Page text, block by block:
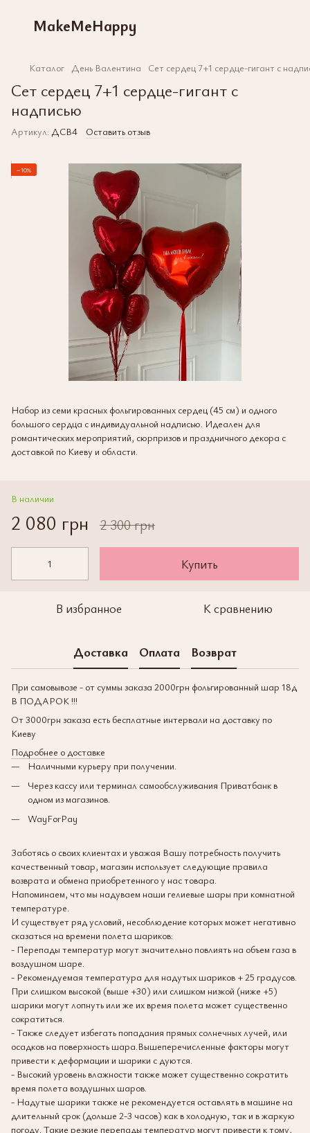
MakeMeHappy
Каталог День Валентина Сет сердец 7+1 сердце-гигант с
Сет сердец 7+1 сердце-гигант с
надписью
Артикул: ДСВ4 Оставить отзыв
−10%
Набор из семи красных фольгированных сердец (45 см) и одного
большого сердца с индивидуальной надписью. Идеален для
романтических мероприятий, сюрпризов и праздничного декора с
доставкой по Киеву и области.
В наличии
2 080 грн 2 300 грн
Купить
В избранное К сравнению
Доставка Оплата Возврат
При самовывозе - от суммы заказа 2000грн фольгированный шар 18д
В ПОДАРОК !!!
От 3000грн заказа есть бесплатные интервали на доставку по
Киеву
Подробнее о доставке
Наличными курьеру при получении.
Через кассу или терминал самообслуживания Приватбанк в
одном из магазинов.
WayForPay
Заботясь о своих клиентах и уважая Вашу потребность получить
качественный товар, магазин использует следующие правила
возврата и обмена приобретенного у нас товара.
Напоминаем, что мы надуваем наши гелиевые шары при комнатной
температуре.
И существует ряд условий, несоблюдение которых может негативно
сказаться на времени полета шариков:
- Перепады температур могут значительно повлиять на объем газа в
воздушном шаре.
- Рекомендуемая температура для надутых шариков + 25 градусов.
При слишком высокой (выше +30) или слишком низкой (ниже +5)
шарики могут лопнуть или же их время полета может существенно
сократиться.
- Также следует избегать попадания прямых солнечных лучей, или
осадков на поверхность шара.Вышеперечисленные факторы могут
привести к деформации и шарики с дуются.
- Высокий уровень влажности также может существенно сократить
время полета воздушных шаров.
- Надутые шарики также не рекомендуется оставлять в машине на
длительный срок (дольше 2-3 часов) как в холодную, так и в жаркую
погоду. Такие резкие перепады температур могут привести к тому,